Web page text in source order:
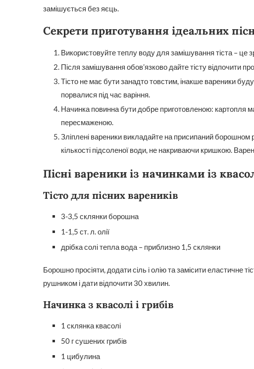
замішується без яєць.
Секрети приготування ідеальних
Використовуйте теплу воду для замішування тіста – це
Після замішування обов’язково дайте тісту відпочити
Тісто не має бути занадто товстим, інакше вареники
порвалися під час варіння.
Начинка повинна бути добре приготовленою: картопля
пересмаженою.
Зліплені вареники викладайте на присипаний борошном
кількості підсоленої води, не накриваючи кришкою.
Пісні вареники із начинками із
Тісто для пісних вареників
3-3,5 склянки борошна
1-1,5 ст. л. олії
дрібка солі тепла вода – приблизно 1,5 склянки
Борошно просіяти, додати сіль і олію та замісити еластичне
рушником і дати відпочити 30 хвилин.
Начинка з квасолі і грибів
1 склянка квасолі
50 г сушених грибів
1 цибулина